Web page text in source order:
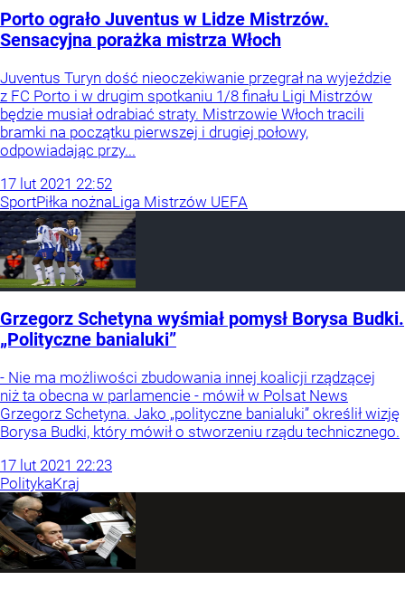
Porto ograło Juventus w Lidze Mistrzów.
Sensacyjna porażka mistrza Włoch
Juventus Turyn dość nieoczekiwanie przegrał na wyjeździe
z FC Porto i w drugim spotkaniu 1/8 finału Ligi Mistrzów
będzie musiał odrabiać straty. Mistrzowie Włoch tracili
bramki na początku pierwszej i drugiej połowy,
odpowiadając przy...
17 lut 2021 22:52
SportPiłka nożnaLiga Mistrzów UEFA
Grzegorz Schetyna wyśmiał pomysł Borysa Budki.
„Polityczne banialuki”
- Nie ma możliwości zbudowania innej koalicji rządzącej
niż ta obecna w parlamencie - mówił w Polsat News
Grzegorz Schetyna. Jako „polityczne banialuki” określił wizję
Borysa Budki, który mówił o stworzeniu rządu technicznego.
17 lut 2021 22:23
PolitykaKraj